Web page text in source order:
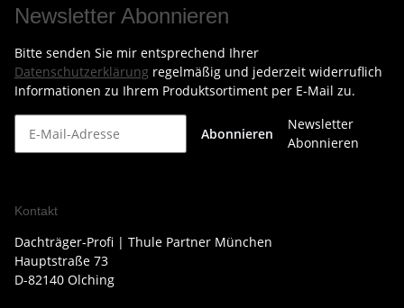
Newsletter Abonnieren
Bitte senden Sie mir entsprechend Ihrer
Datenschutzerklärung regelmäßig und jederzeit widerruflich
Informationen zu Ihrem Produktsortiment per E-Mail zu.
Abonnieren
Newsletter
Abonnieren
Kontakt
Dachträger-Profi | Thule Partner München
Hauptstraße 73
D-82140 Olching